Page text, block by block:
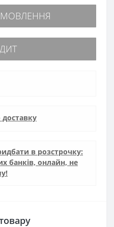
в розстрочку:
банків, онлайн, не